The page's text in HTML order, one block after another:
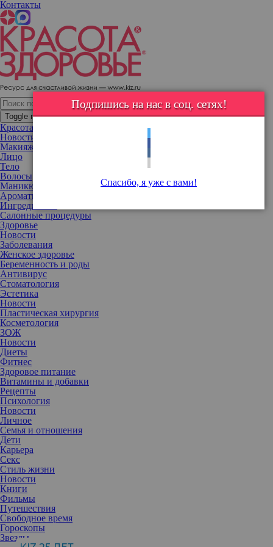
Контакты
Toggle navigation
Красота
Новости
Макияж
Лицо
Тело
Волосы
Маникюр
Ароматы
Ингредиенты
Салонные процедуры
Здоровье
Новости
Заболевания
Женское здоровье
Беременность и роды
Антивирус
Стоматология
Эстетика
Новости
Пластическая хирургия
Косметология
ЗОЖ
Новости
Диеты
Фитнес
Здоровое питание
Витамины и добавки
Рецепты
Психология
Новости
Личное
Семья и отношения
Дети
Карьера
Секс
Стиль жизни
Новости
Книги
Фильмы
Путешествия
Свободное время
Гороскопы
Звезды
Подпишись на нас в соц. сетях!
Спасибо, я уже с вами!
Дочь Майкла Джексона стала лицом известного бренда
19-летняя Пэрис Джексон подписала выгодный контракт с
модным брендом Calvin Klein.
Публикация от Paris-Michael K. Jackson (@parisjackson)
Единственная дочь короля поп-музыки делает действительно
феерическую карьеру. Начав воплощать свои планы всего
полгода назад, Пэрис успела добиться весьма впечатляющих
успехов. Девушка снялась в сериале, попробовала силы в
полнометражном фильме, заключила много миллионный